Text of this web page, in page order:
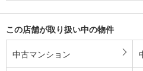
この店舗が取り扱い中の物件
中古マンション